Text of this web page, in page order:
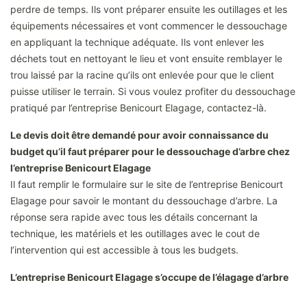
perdre de temps. Ils vont préparer ensuite les outillages et les
équipements nécessaires et vont commencer le dessouchage
en appliquant la technique adéquate. Ils vont enlever les
déchets tout en nettoyant le lieu et vont ensuite remblayer le
trou laissé par la racine qu’ils ont enlevée pour que le client
puisse utiliser le terrain. Si vous voulez profiter du dessouchage
pratiqué par l’entreprise Benicourt Elagage, contactez-là.
Le devis doit être demandé pour avoir connaissance du
budget qu’il faut préparer pour le dessouchage d’arbre chez
l’entreprise Benicourt Elagage
Il faut remplir le formulaire sur le site de l’entreprise Benicourt
Elagage pour savoir le montant du dessouchage d’arbre. La
réponse sera rapide avec tous les détails concernant la
technique, les matériels et les outillages avec le cout de
l’intervention qui est accessible à tous les budgets.
L’entreprise Benicourt Elagage s’occupe de l’élagage d’arbre